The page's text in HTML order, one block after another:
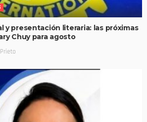
y presentación literaria: las próximas
Chuy para agosto